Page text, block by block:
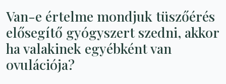
Van-e értelme mondjuk tüszőérés
elősegítő gyógyszert szedni, akkor
ha valakinek egyébként van
ovulációja?